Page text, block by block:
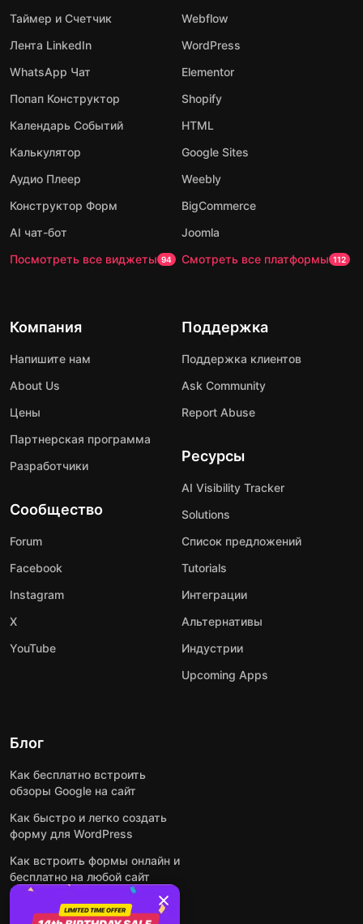
Таймер и Счетчик
Лента LinkedIn
WhatsApp Чат
Попап Конструктор
Календарь Событий
Калькулятор
Аудио Плеер
Конструктор Форм
AI чат-бот
Посмотреть все виджеты 94
Webflow
WordPress
Elementor
Shopify
HTML
Google Sites
Weebly
BigCommerce
Joomla
Смотреть все платформы 112
Компания
Напишите нам
About Us
Цены
Партнерская программа
Разработчики
Сообщество
Forum
Facebook
Instagram
X
YouTube
Поддержка
Поддержка клиентов
Ask Community
Report Abuse
Ресурсы
AI Visibility Tracker
Solutions
Список предложений
Tutorials
Интеграции
Альтернативы
Индустрии
Upcoming Apps
Блог
Как бесплатно встроить
обзоры Google на сайт
Как быстро и легко создать
форму для WordPress
Как встроить формы онлайн и
бесплатно на любой сайт
Как встроить ленту Instagram
на сайт